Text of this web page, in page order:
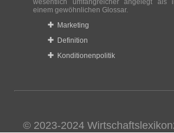
wesentlich umfangreicher angelegt als
einem gewöhnlichen Glossar.
Marketing
Definition
Konditionenpolitik
© 2023-2024